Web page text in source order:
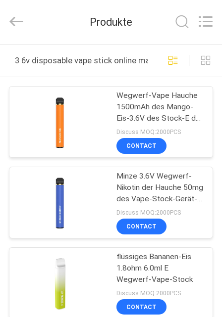
PRODUKTE
UNS
AUSFLUG
QUALITÄTSKONTROLLE
FORDERN
Ltd..
Developed
Produkte
3 6v disposable vape stick online manufacture
Wegwerf-Vape Hauche
1500mAh des Mango-
Eis-3.6V des Stock-E der
Zigaretten-2000
Discuss MOQ:2000PCS
CONTACT
Minze 3.6V Wegwerf-
Nikotin der Hauche 50mg
des Vape-Stock-Gerät-
2000
Discuss MOQ:2000PCS
CONTACT
flüssiges Bananen-Eis
1.8ohm 6.0ml E
Wegwerf-Vape-Stock
Discuss MOQ:2000PCS
CONTACT